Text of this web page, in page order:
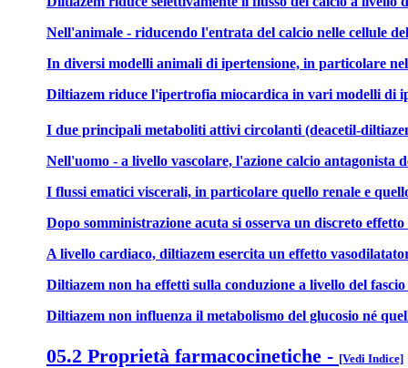
Nell'animale - riducendo l'entrata del calcio nelle cellule
In diversi modelli animali di ipertensione, in particolare
Diltiazem riduce l'ipertrofia miocardica in vari modelli di
I due principali metaboliti attivi circolanti (deacetil-
Nell'uomo - a livello vascolare, l'azione calcio antagonista
I flussi ematici viscerali, in particolare quello renale e
Dopo somministrazione acuta si osserva un discreto
A livello cardiaco, diltiazem esercita un effetto
Diltiazem non ha effetti sulla conduzione a livello del
Diltiazem non influenza il metabolismo del glucosio né
05.2 Proprietà farmacocinetiche - [Vedi Indice]